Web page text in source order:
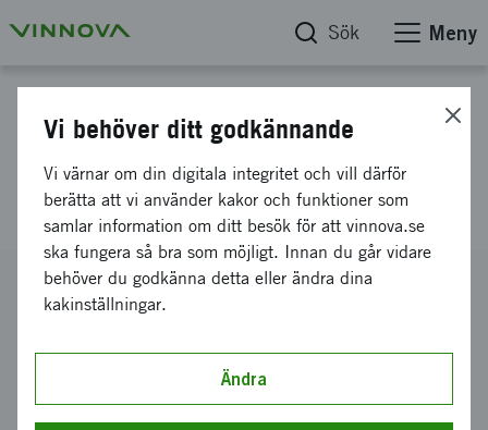
Sök Meny
Planeringsprojekt - Strategiskt
projekt - IoT World
Diarienummer
2024-02837
Koordinator
Linköping Science Park AB
Bidrag från Vinnova
Vi behöver ditt godkännande
Vi värnar om din digitala integritet och vill därför
berätta att vi använder kakor och funktioner som
samlar information om ditt besök för att vinnova.se
ska fungera så bra som möjligt. Innan du går vidare
behöver du godkänna detta eller ändra dina
kakinställningar.
Ändra